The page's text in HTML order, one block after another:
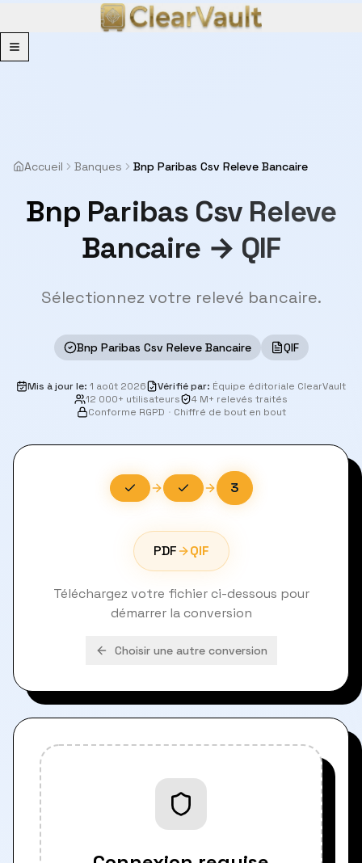
Menu
Accueil Banques Bnp Paribas Csv Releve Bancaire
Bnp Paribas Csv Releve
Bancaire → QIF
Sélectionnez votre relevé bancaire.
Bnp Paribas Csv Releve Bancaire QIF
Mis à jour le: 1 août 2026 Vérifié par: Équipe éditoriale ClearVault
12 000+ utilisateurs
4 M+ relevés traités
Conforme RGPD · Chiffré de bout en bout
3
PDF QIF
Téléchargez votre fichier ci-dessous pour
démarrer la conversion
Choisir une autre conversion